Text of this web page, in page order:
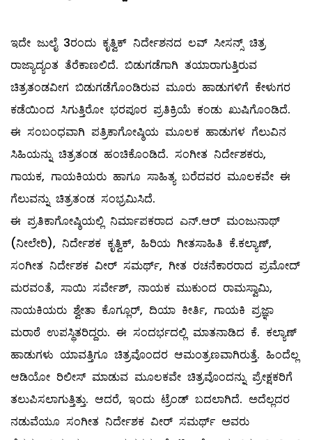
ಇದೇ ಜುಲೈ 3ರಂದು ಕೃತ್ವಿಕ್ ನಿರ್ದೇಶನದ ಲವ್ ಸೀಸನ್ಸ್ ಚಿತ್ರ
ರಾಜ್ಯಾದ್ಯಂತ ತೆರೆಕಾಣಲಿದೆ. ಬಿಡುಗಡೆಗಾಗಿ ತಯಾರಾಗುತ್ತಿರುವ
ಚಿತ್ರತಂಡವೀಗ ಬಿಡುಗಡೆಗೊಂಡಿರುವ ಮೂರು ಹಾಡುಗಳಿಗೆ ಕೇಳುಗರ
ಕಡೆಯಿಂದ ಸಿಗುತ್ತಿರೋ ಭರಪೂರ ಪ್ರತಿಕ್ರಿಯೆ ಕಂಡು ಖುಷಿಗೊಂಡಿದೆ.
ಈ ಸಂಬಂಧವಾಗಿ ಪತ್ರಿಕಾಗೋಷ್ಠಿಯ ಮೂಲಕ ಹಾಡುಗಳ ಗೆಲುವಿನ
ಸಿಹಿಯನ್ನು ಚಿತ್ರತಂಡ ಹಂಚಿಕೊಂಡಿದೆ. ಸಂಗೀತ ನಿರ್ದೇಶಕರು,
ಗಾಯಕ, ಗಾಯಕಿಯರು ಹಾಗೂ ಸಾಹಿತ್ಯ ಬರೆದವರ ಮೂಲಕವೇ ಈ
ಗೆಲುವನ್ನು ಚಿತ್ರತಂಡ ಸಂಭ್ರಮಿಸಿದೆ.
ಈ ಪ್ರತಿಕಾಗೋಷ್ಠಿಯಲ್ಲಿ ನಿರ್ಮಾಪಕರಾದ ಎನ್.ಆರ್ ಮಂಜುನಾಥ್
(ನೀಲೇರಿ), ನಿರ್ದೇಶಕ ಕೃತ್ವಿಕ್, ಹಿರಿಯ ಗೀತಸಾಹಿತಿ ಕೆ.ಕಲ್ಯಾಣ್,
ಸಂಗೀತ ನಿರ್ದೇಶಕ ವೀರ್ ಸಮರ್ಥ್, ಗೀತ ರಚನೆಕಾರರಾದ ಪ್ರಮೋದ್
ಮರವಂತೆ, ಸಾಯಿ ಸರ್ವೇಶ್, ನಾಯಕ ಮುಕುಂದ ರಾಮಸ್ವಾಮಿ,
ನಾಯಕಿಯರು ಶ್ವೇತಾ ಕೊಗ್ಲೂರ್, ದಿಯಾ ಕೀರ್ತಿ, ಗಾಯಕಿ ಪ್ರಜ್ಞಾ
ಮರಾಠೆ ಉಪಸ್ಥಿತರಿದ್ದರು. ಈ ಸಂದರ್ಭದಲ್ಲಿ ಮಾತನಾಡಿದ ಕೆ. ಕಲ್ಯಾಣ್
ಹಾಡುಗಳು ಯಾವತ್ತಿಗೂ ಚಿತ್ರವೊಂದರ ಆಮಂತ್ರಣವಾಗಿರುತ್ತೆ. ಹಿಂದೆಲ್ಲ
ಆಡಿಯೋ ರಿಲೀಸ್ ಮಾಡುವ ಮೂಲಕವೇ ಚಿತ್ರವೊಂದನ್ನು ಪ್ರೇಕ್ಷಕರಿಗೆ
ತಲುಪಿಸಲಾಗುತ್ತಿತ್ತು. ಆದರೆ, ಇಂದು ಟ್ರೆಂಡ್ ಬದಲಾಗಿದೆ. ಅದೆಲ್ಲದರ
ನಡುವೆಯೂ ಸಂಗೀತ ನಿರ್ದೇಶಕ ವೀರ್ ಸಮರ್ಥ್ ಅವರು